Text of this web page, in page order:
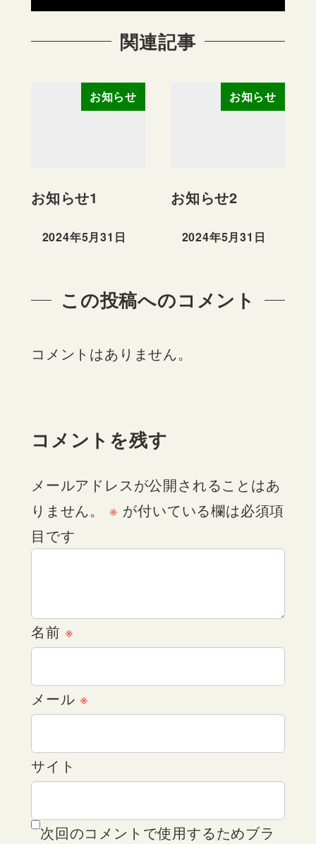
関連記事
お知らせ
お知らせ1
投稿日
2024年5月31日
お知らせ
お知らせ2
投稿日
2024年5月31日
この投稿へのコメント
コメントはありません。
コメントを残す
メールアドレスが公開されることはあ
りません。
※ が付いている欄は必須項
目です
名前 ※
メール ※
サイト
次回のコメントで使用するためブラ